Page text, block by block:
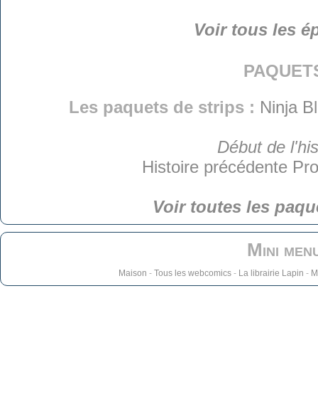
Voir tous les
Les paquets de strips : Ninja
Début de
Histoire précédente
Voir toutes les
Mini
Maison - Tous les webcomics- La librairie Lapin -